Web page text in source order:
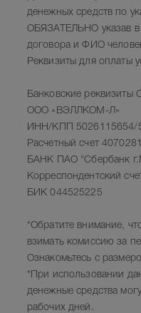
денежных средств по
ОБЯЗАТЕЛЬНО указав в
договора и ФИО
Реквизиты для оплаты
Банковские
ООО «ВЭЛЛКОМ-Л»
ИНН/КПП 5026115654/
Расчетный счет
БАНК ПАО "Сбербанк
Корреспондентский
БИК 044525225
*Обратите внимание,
взимать комиссию за
Ознакомьтесь с
*При использовании
денежные средства
рабочих дней.